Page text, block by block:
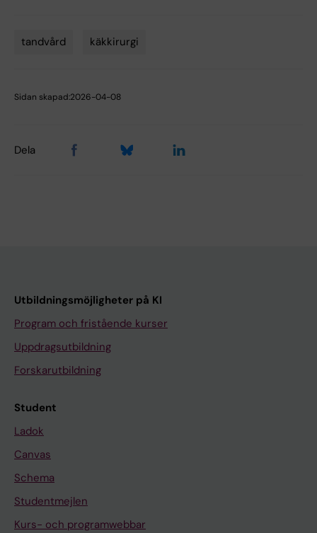
tandvård käkkirurgi
Sidan skapad:2026-04-08
Dela
Utbildningsmöjligheter på KI
Program och fristående kurser
Uppdragsutbildning
Forskarutbildning
Student
Ladok
Canvas
Schema
Studentmejlen
Kurs- och programwebbar